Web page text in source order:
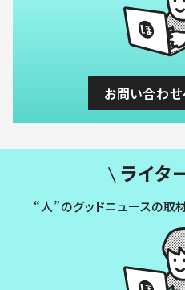
お問い合わ
ライタ
“人”のグッドニュースの取